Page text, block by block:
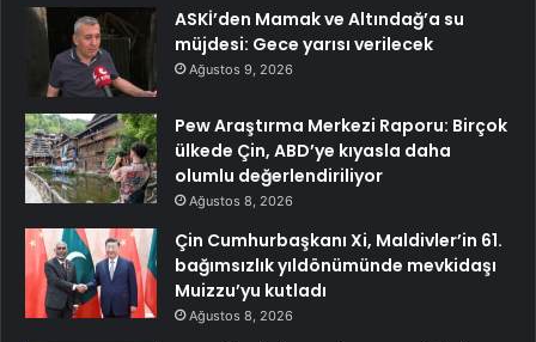
ASKİ’den Mamak ve Altındağ’a su
müjdesi: Gece yarısı verilecek
Ağustos 9, 2026
Pew Araştırma Merkezi Raporu: Birçok
ülkede Çin, ABD’ye kıyasla daha
olumlu değerlendiriliyor
Ağustos 8, 2026
Çin Cumhurbaşkanı Xi, Maldivler’in 61.
bağımsızlık yıldönümünde mevkidaşı
Muizzu’yu kutladı
Ağustos 8, 2026